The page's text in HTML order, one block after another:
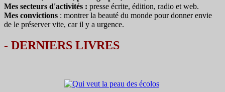
Mes secteurs d'activités : presse écrite, édition, radio et web.
Mes convictions : montrer la beauté du monde pour donner envie
de le préserver vite, car il y a urgence.
- DERNIERS LIVRES